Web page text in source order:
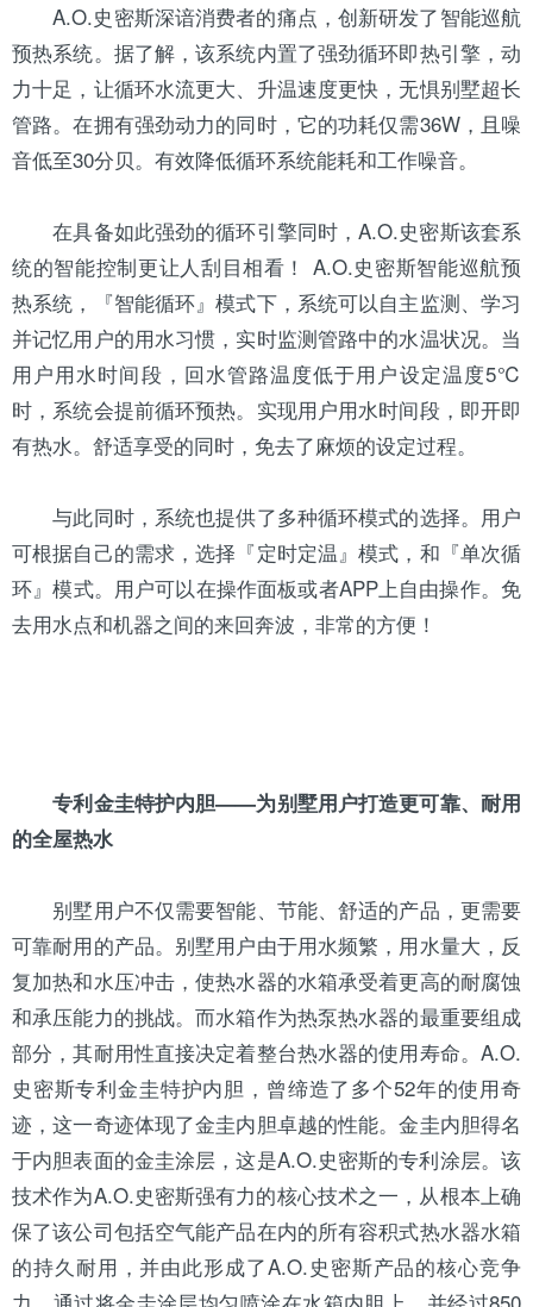
A.O.史密斯深谙消费者的痛点，创新研发了智能巡航
预热系统。据了解，该系统内置了强劲循环即热引擎，动
力十足，让循环水流更大、升温速度更快，无惧别墅超长
管路。在拥有强劲动力的同时，它的功耗仅需36W，且噪
音低至30分贝。有效降低循环系统能耗和工作噪音。
在具备如此强劲的循环引擎同时，A.O.史密斯该套系
统的智能控制更让人刮目相看！ A.O.史密斯智能巡航预
热系统，『智能循环』模式下，系统可以自主监测、学习
并记忆用户的用水习惯，实时监测管路中的水温状况。当
用户用水时间段，回水管路温度低于用户设定温度5℃
时，系统会提前循环预热。实现用户用水时间段，即开即
有热水。舒适享受的同时，免去了麻烦的设定过程。
与此同时，系统也提供了多种循环模式的选择。用户
可根据自己的需求，选择『定时定温』模式，和『单次循
环』模式。用户可以在操作面板或者APP上自由操作。免
去用水点和机器之间的来回奔波，非常的方便！
专利金圭特护内胆——为别墅用户打造更可靠、耐用
的全屋热水
别墅用户不仅需要智能、节能、舒适的产品，更需要
可靠耐用的产品。别墅用户由于用水频繁，用水量大，反
复加热和水压冲击，使热水器的水箱承受着更高的耐腐蚀
和承压能力的挑战。而水箱作为热泵热水器的最重要组成
部分，其耐用性直接决定着整台热水器的使用寿命。A.O.
史密斯专利金圭特护内胆，曾缔造了多个52年的使用奇
迹，这一奇迹体现了金圭内胆卓越的性能。金圭内胆得名
于内胆表面的金圭涂层，这是A.O.史密斯的专利涂层。该
技术作为A.O.史密斯强有力的核心技术之一，从根本上确
保了该公司包括空气能产品在内的所有容积式热水器水箱
的持久耐用，并由此形成了A.O.史密斯产品的核心竞争